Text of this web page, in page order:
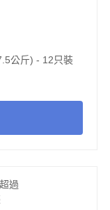
公斤) - 12只裝